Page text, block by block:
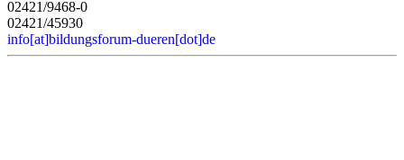
02421/9468-0
02421/45930
info[at]bildungsforum-dueren[dot]de